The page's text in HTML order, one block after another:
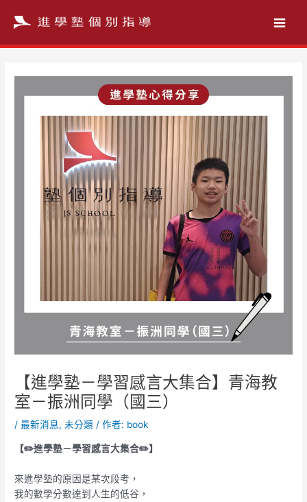
【進學塾－學習感言大集合】青海教
室－振洲同學（國三）
/最新消息,未分類 / 作者: book
【✏️進學塾－學習感言大集合✏️】
來進學塾的原因是某次段考，
我的數學分數達到人生的低谷，